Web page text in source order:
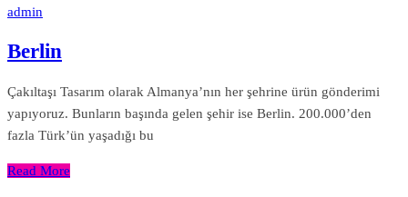
admin
Berlin
Çakıltaşı Tasarım olarak Almanya’nın her şehrine ürün gönderimi
yapıyoruz. Bunların başında gelen şehir ise Berlin. 200.000’den
fazla Türk’ün yaşadığı bu
Read More